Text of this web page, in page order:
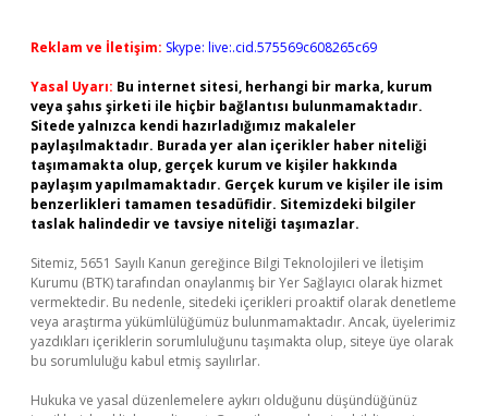
Reklam ve İletişim: Skype: live:.cid.575569c608265c69
Yasal Uyarı: Bu internet sitesi, herhangi bir marka, kurum
veya şahıs şirketi ile hiçbir bağlantısı bulunmamaktadır.
Sitede yalnızca kendi hazırladığımız makaleler
paylaşılmaktadır. Burada yer alan içerikler haber niteliği
taşımamakta olup, gerçek kurum ve kişiler hakkında
paylaşım yapılmamaktadır. Gerçek kurum ve kişiler ile isim
benzerlikleri tamamen tesadüfidir. Sitemizdeki bilgiler
taslak halindedir ve tavsiye niteliği taşımazlar.
Sitemiz, 5651 Sayılı Kanun gereğince Bilgi Teknolojileri ve İletişim
Kurumu (BTK) tarafından onaylanmış bir Yer Sağlayıcı olarak hizmet
vermektedir. Bu nedenle, sitedeki içerikleri proaktif olarak denetleme
veya araştırma yükümlülüğümüz bulunmamaktadır. Ancak, üyelerimiz
yazdıkları içeriklerin sorumluluğunu taşımakta olup, siteye üye olarak
bu sorumluluğu kabul etmiş sayılırlar.
Hukuka ve yasal düzenlemelere aykırı olduğunu düşündüğünüz